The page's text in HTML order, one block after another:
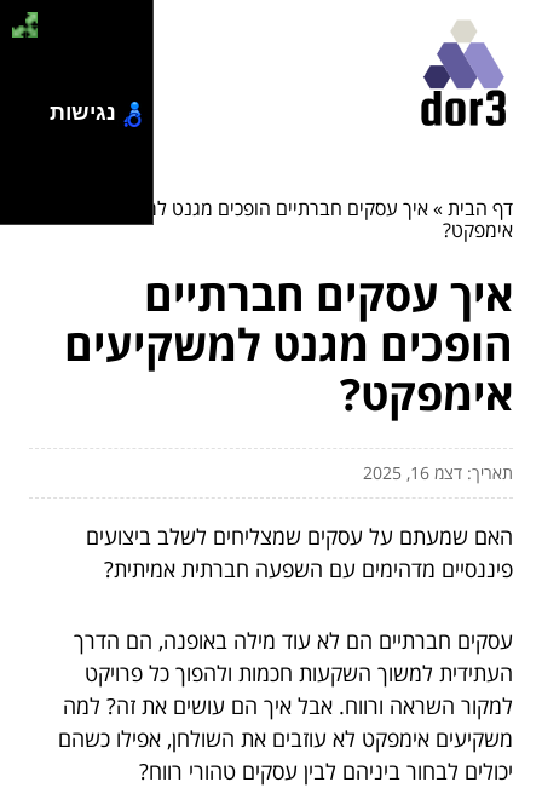
דף הבית»איך עסקים חברתיים הופכים מגנט למשקיעים
אימפקט?
איך עסקים חברתיים
הופכים מגנט למשקיעים
אימפקט?
תאריך: דצמ 16, 2025
האם שמעתם על עסקים שמצליחים לשלב ביצועים
פיננסיים מדהימים עם השפעה חברתית אמיתית?
עסקים חברתיים הם לא עוד מילה באופנה, הם הדרך
העתידית למשוך השקעות חכמות ולהפוך כל פרויקט
למקור השראה ורווח. אבל איך הם עושים את זה? למה
משקיעים אימפקט לא עוזבים את השולחן, אפילו כשהם
יכולים לבחור ביניהם לבין עסקים טהורי רווח?
נגישות